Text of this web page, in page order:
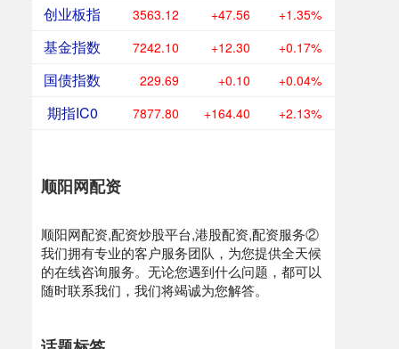
创业板指 3563.12 +47.56 +1.35%
基金指数 7242.10 +12.30 +0.17%
国债指数 229.69 +0.10 +0.04%
期指IC0 7877.80 +164.40 +2.13%
顺阳网配资
顺阳网配资,配资炒股平台,港股配资,配资服务②
我们拥有专业的客户服务团队，为您提供全天候
的在线咨询服务。无论您遇到什么问题，都可以
随时联系我们，我们将竭诚为您解答。